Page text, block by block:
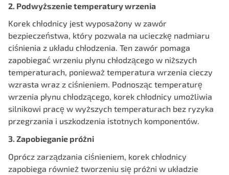
2. Podwyższenie temperatury wrzenia
Korek chłodnicy jest wyposażony w zawór
bezpieczeństwa, który pozwala na ucieczkę nadmiaru
ciśnienia z układu chłodzenia. Ten zawór pomaga
zapobiegać wrzeniu płynu chłodzącego w niższych
temperaturach, ponieważ temperatura wrzenia cieczy
wzrasta wraz z ciśnieniem. Podnosząc temperaturę
wrzenia płynu chłodzącego, korek chłodnicy umożliwia
silnikowi pracę w wyższych temperaturach bez ryzyka
przegrzania i uszkodzenia istotnych komponentów.
3. Zapobieganie próżni
Oprócz zarządzania ciśnieniem, korek chłodnicy
zapobiega również tworzeniu się próżni w układzie